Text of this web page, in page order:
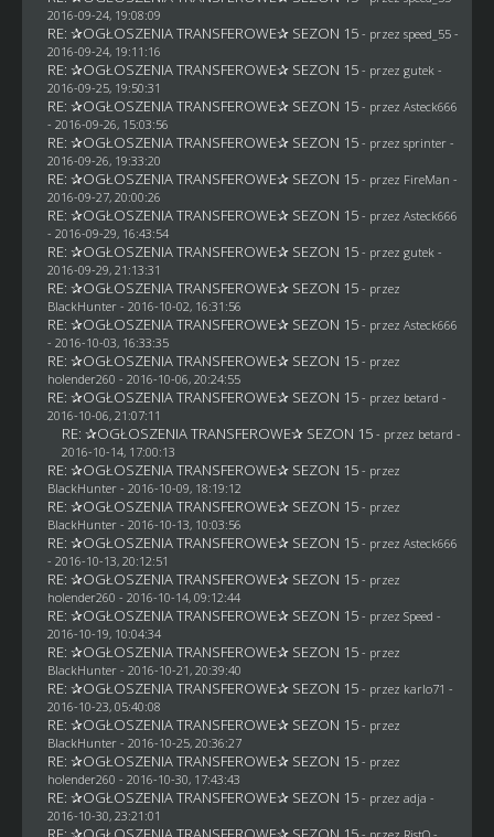
2016-09-24, 19:08:09
RE: ✰OGŁOSZENIA TRANSFEROWE✰ SEZON 15 - przez speed_55 -
2016-09-24, 19:11:16
RE: ✰OGŁOSZENIA TRANSFEROWE✰ SEZON 15 - przez gutek -
2016-09-25, 19:50:31
RE: ✰OGŁOSZENIA TRANSFEROWE✰ SEZON 15 - przez Asteck666
- 2016-09-26, 15:03:56
RE: ✰OGŁOSZENIA TRANSFEROWE✰ SEZON 15 - przez sprinter -
2016-09-26, 19:33:20
RE: ✰OGŁOSZENIA TRANSFEROWE✰ SEZON 15 - przez FireMan -
2016-09-27, 20:00:26
RE: ✰OGŁOSZENIA TRANSFEROWE✰ SEZON 15 - przez Asteck666
- 2016-09-29, 16:43:54
RE: ✰OGŁOSZENIA TRANSFEROWE✰ SEZON 15 - przez gutek -
2016-09-29, 21:13:31
RE: ✰OGŁOSZENIA TRANSFEROWE✰ SEZON 15 - przez
BlackHunter- 2016-10-02, 16:31:56
RE: ✰OGŁOSZENIA TRANSFEROWE✰ SEZON 15 - przez Asteck666
- 2016-10-03, 16:33:35
RE: ✰OGŁOSZENIA TRANSFEROWE✰ SEZON 15 - przez
holender260 - 2016-10-06, 20:24:55
RE: ✰OGŁOSZENIA TRANSFEROWE✰ SEZON 15 - przez betard -
2016-10-06, 21:07:11
RE: ✰OGŁOSZENIA TRANSFEROWE✰ SEZON 15 - przez betard -
2016-10-14, 17:00:13
RE: ✰OGŁOSZENIA TRANSFEROWE✰ SEZON 15 - przez
BlackHunter- 2016-10-09, 18:19:12
RE: ✰OGŁOSZENIA TRANSFEROWE✰ SEZON 15 - przez
BlackHunter- 2016-10-13, 10:03:56
RE: ✰OGŁOSZENIA TRANSFEROWE✰ SEZON 15 - przez Asteck666
- 2016-10-13, 20:12:51
RE: ✰OGŁOSZENIA TRANSFEROWE✰ SEZON 15 - przez
holender260 - 2016-10-14, 09:12:44
RE: ✰OGŁOSZENIA TRANSFEROWE✰ SEZON 15 - przez Speed -
2016-10-19, 10:04:34
RE: ✰OGŁOSZENIA TRANSFEROWE✰ SEZON 15 - przez
BlackHunter- 2016-10-21, 20:39:40
RE: ✰OGŁOSZENIA TRANSFEROWE✰ SEZON 15 - przez karlo71 -
2016-10-23, 05:40:08
RE: ✰OGŁOSZENIA TRANSFEROWE✰ SEZON 15 - przez
BlackHunter- 2016-10-25, 20:36:27
RE: ✰OGŁOSZENIA TRANSFEROWE✰ SEZON 15 - przez
holender260 - 2016-10-30, 17:43:43
RE: ✰OGŁOSZENIA TRANSFEROWE✰ SEZON 15 - przez adja -
2016-10-30, 23:21:01